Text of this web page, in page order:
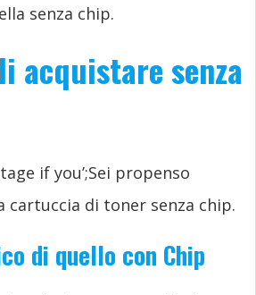
senza chip.
acquistare senza
if you’;Sei propenso
cartuccia di toner senza chip.
di quello con Chip